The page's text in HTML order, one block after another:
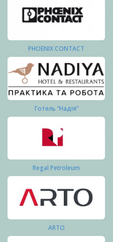
PHOENIX CONTACT
Готель “Надія”
Regal Petroleum
ARTO